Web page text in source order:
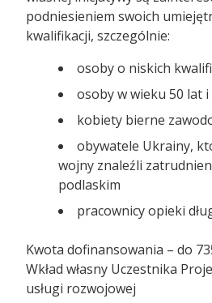
podniesieniem swoich
kwalifikacji, szczególnie:
osoby o niskich
osoby w wieku 50 lat i
kobiety bierne
obywatele Ukrainy,
wojny znaleźli
podlaskim
pracownicy opieki
Kwota dofinansowania – do
Wkład własny Uczestnika
usługi rozwojowej